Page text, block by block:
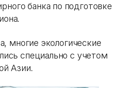
банка по подготовке
многие экологические
специально с учетом
Азии.